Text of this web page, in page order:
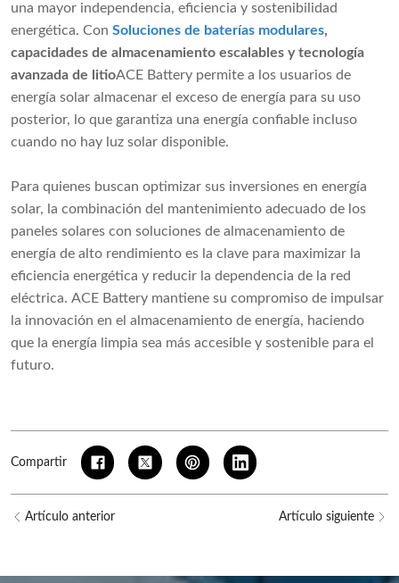
una mayor independencia, eficiencia y sostenibilidad
energética. Con Soluciones de baterías modulares,
capacidades de almacenamiento escalables y tecnología
avanzada de litioACE Battery permite a los usuarios de
energía solar almacenar el exceso de energía para su uso
posterior, lo que garantiza una energía confiable incluso
cuando no hay luz solar disponible.
Para quienes buscan optimizar sus inversiones en energía
solar, la combinación del mantenimiento adecuado de los
paneles solares con soluciones de almacenamiento de
energía de alto rendimiento es la clave para maximizar la
eficiencia energética y reducir la dependencia de la red
eléctrica. ACE Battery mantiene su compromiso de impulsar
la innovación en el almacenamiento de energía, haciendo
que la energía limpia sea más accesible y sostenible para el
futuro.
Compartir
Artículo anterior Artículo siguiente